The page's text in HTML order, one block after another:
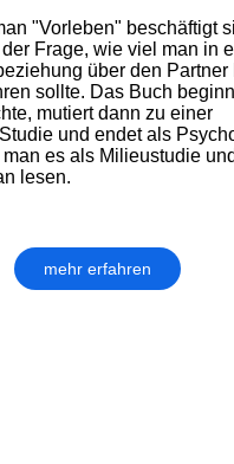
"Vorleben" beschäftigt
Frage, wie viel man in
über den Partner
sollte. Das Buch
mutiert dann zu einer
und endet als
es als Milieustudie und
lesen.
mehr erfahren